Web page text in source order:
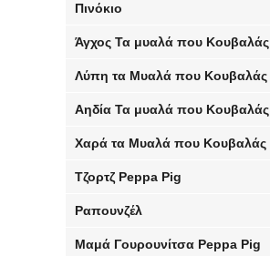
Πινόκιο
Άγχος Τα μυαλά που Κουβαλάς
Λύπη τα Μυαλά που Κουβαλάς
Αηδία Τα μυαλά που Κουβαλάς
Χαρά τα Μυαλά που Κουβαλάς
Τζορτζ Peppa Pig
Ραπουνζέλ
Μαμά Γουρουνίτσα Peppa Pig